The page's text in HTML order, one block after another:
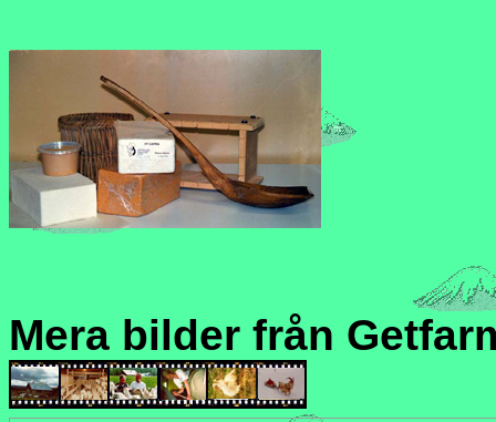
Mera bilder från